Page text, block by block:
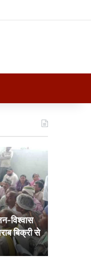
विश्वास
बिक्री से